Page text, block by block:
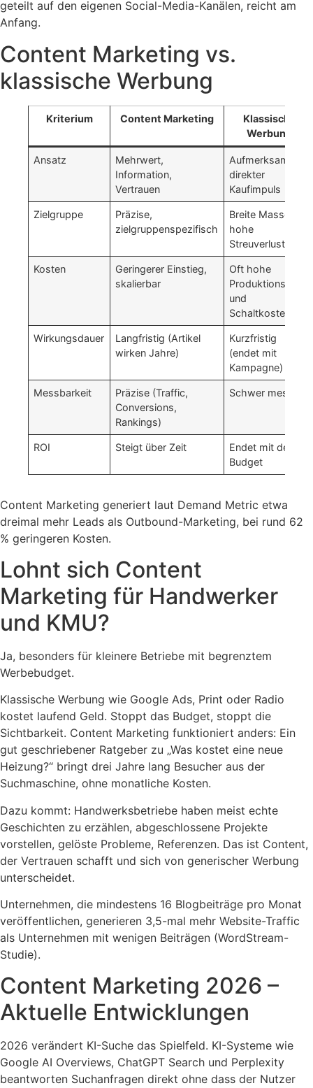
geteilt auf den eigenen Social-Media-Kanälen, reicht am
Anfang.
Content Marketing vs.
klassische Werbung
Kriterium Content Marketing
Klassische
Werbung
Ansatz
Mehrwert,
Information,
Vertrauen
Aufmerksamkeit,
direkter
Kaufimpuls
Zielgruppe
Präzise,
zielgruppenspezifisch
Breite Masse,
hohe
Streuverluste
Kosten
Geringerer Einstieg,
skalierbar
Oft hohe
Produktions-
und
Schaltkosten
Wirkungsdauer
Langfristig (Artikel
wirken Jahre)
Kurzfristig
(endet mit
Kampagne)
Messbarkeit
Präzise (Traffic,
Conversions,
Rankings)
Schwer messbar
ROI Steigt über Zeit
Endet mit dem
Budget
Content Marketing generiert laut Demand Metric etwa
dreimal mehr Leads als Outbound-Marketing, bei rund 62
% geringeren Kosten.
Lohnt sich Content
Marketing für Handwerker
und KMU?
Ja, besonders für kleinere Betriebe mit begrenztem
Werbebudget.
Klassische Werbung wie Google Ads, Print oder Radio
kostet laufend Geld. Stoppt das Budget, stoppt die
Sichtbarkeit. Content Marketing funktioniert anders: Ein
gut geschriebener Ratgeber zu „Was kostet eine neue
Heizung?“ bringt drei Jahre lang Besucher aus der
Suchmaschine, ohne monatliche Kosten.
Dazu kommt: Handwerksbetriebe haben meist echte
Geschichten zu erzählen, abgeschlossene Projekte
vorstellen, gelöste Probleme, Referenzen. Das ist Content,
der Vertrauen schafft und sich von generischer Werbung
unterscheidet.
Unternehmen, die mindestens 16 Blogbeiträge pro Monat
veröffentlichen, generieren 3,5-mal mehr Website-Traffic
als Unternehmen mit wenigen Beiträgen (WordStream-
Studie).
Content Marketing 2026 –
Aktuelle Entwicklungen
2026 verändert KI-Suche das Spielfeld. KI-Systeme wie
Google AI Overviews, ChatGPT Search und Perplexity
beantworten Suchanfragen direkt ohne dass der Nutzer